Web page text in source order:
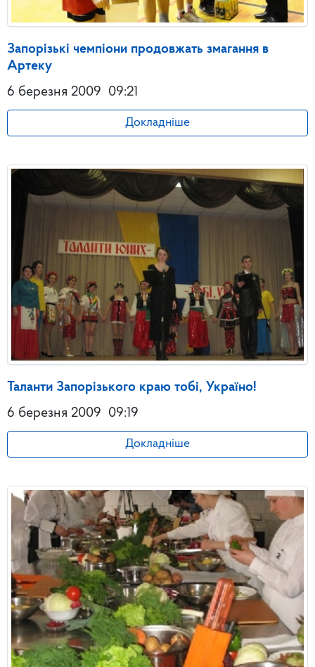
Запорізькі чемпіони продовжать змагання в
Артеку
6 березня 2009 09:21
Докладніше
Таланти Запорізького краю тобі, Україно!
6 березня 2009 09:19
Докладніше